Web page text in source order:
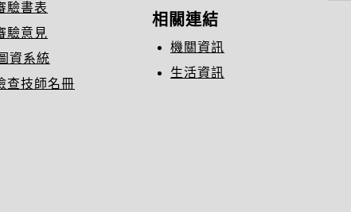
驗書表
驗意見
資系統
查技師名冊
相關連結
機關資訊
生活資訊